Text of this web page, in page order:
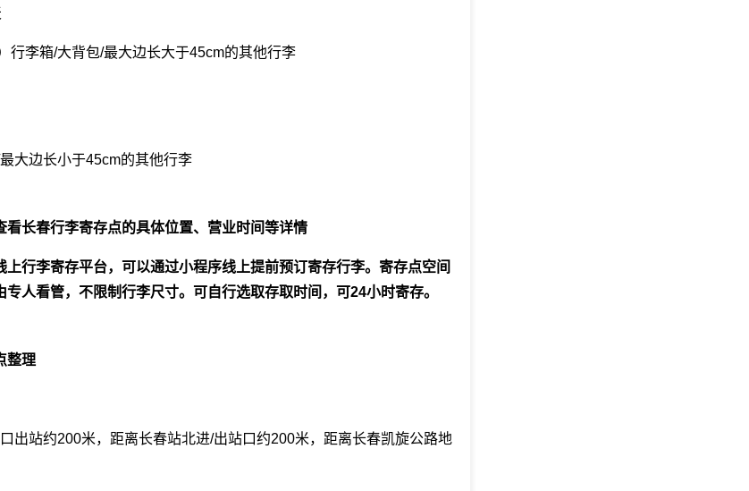
李箱/大背包/最大边长大于45cm的其他行李
大边长小于45cm的其他行李
看长春行李寄存点的具体位置、营业时间等详情
行李寄存平台，可以通过小程序线上提前预订寄存行李。寄存点空间
人看管，不限制行李尺寸。可自行选取存取时间，可24小时寄存。
整理
出站约200米，距离长春站北进/出站口约200米，距离长春凯旋公路地